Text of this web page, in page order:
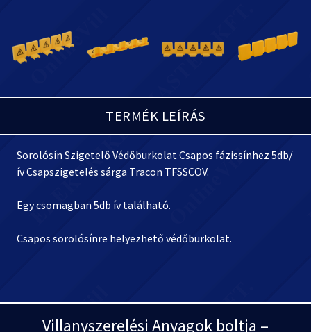
TERMÉK LEÍRÁS
Sorolósín Szigetelő Védőburkolat Csapos fázissínhez 5db/
ív Csapszigetelés sárga Tracon TFSSCOV.
Egy csomagban 5db ív található.
Csapos sorolósínre helyezhető védőburkolat.
Villanyszerelési Anyagok boltja –